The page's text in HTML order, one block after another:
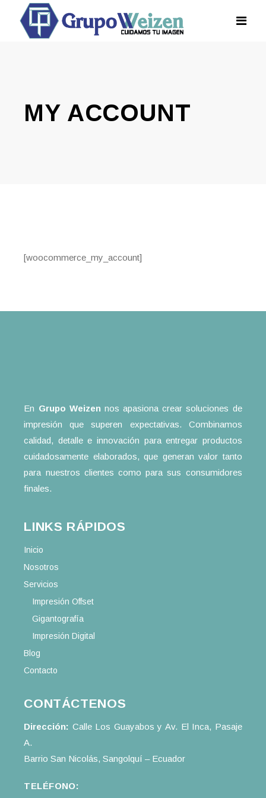
MY ACCOUNT
[woocommerce_my_account]
En Grupo Weizen nos apasiona crear soluciones de
impresión que superen expectativas. Combinamos
calidad, detalle e innovación para entregar productos
cuidadosamente elaborados, que generan valor tanto
para nuestros clientes como para sus consumidores
finales.
LINKS RÁPIDOS
Inicio
Nosotros
Servicios
Impresión Offset
Gigantografía
Impresión Digital
Blog
Contacto
CONTÁCTENOS
Dirección: Calle Los Guayabos y Av. El Inca, Pasaje
A.
Barrio San Nicolás, Sangolquí – Ecuador
TELÉFONO: